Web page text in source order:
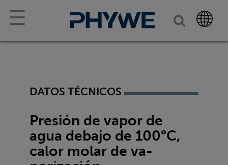
☰
DATOS TÉCNICOS
Presión de vapor de
agua debajo de 100°C,
calor molar de va-